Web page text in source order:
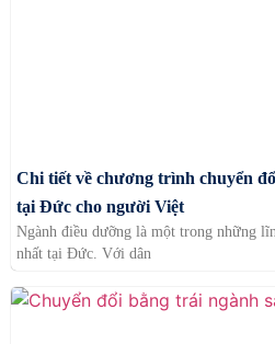
Chi tiết về chương trình chuyển
tại Đức cho người Việt
Ngành điều dưỡng là một trong những
nhất tại Đức. Với dân